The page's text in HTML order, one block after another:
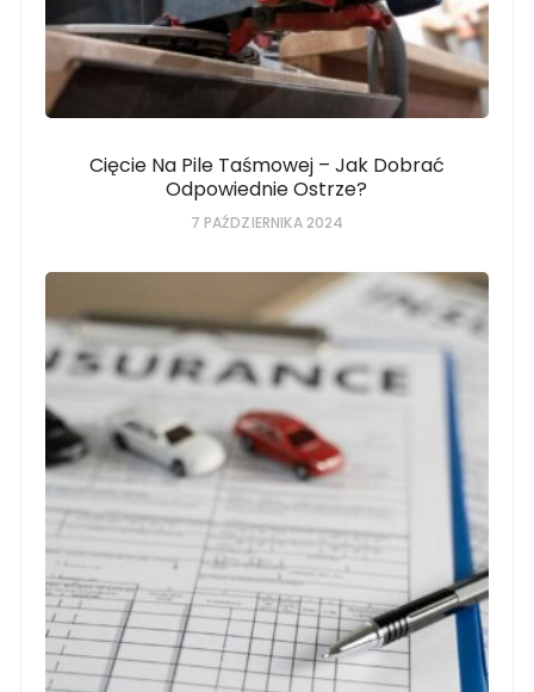
Cięcie Na Pile Taśmowej – Jak Dobrać
Odpowiednie Ostrze?
7 PAŹDZIERNIKA 2024